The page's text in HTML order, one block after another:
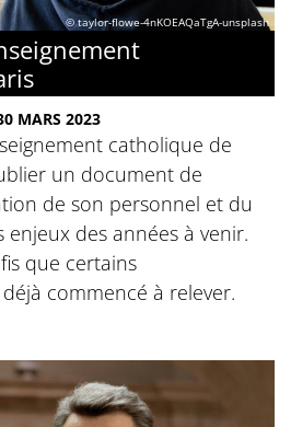
© taylor-flowe-4nKOEAQaTgA-unsplash
MARS 2023
catholique de
un document de
de son personnel et du
des années à venir.
que certains
commencé à relever.